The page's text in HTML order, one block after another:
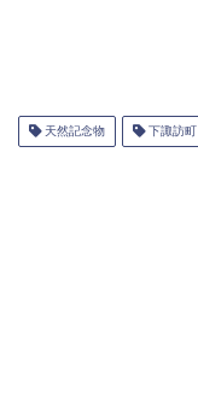
天然記念物 下諏訪町